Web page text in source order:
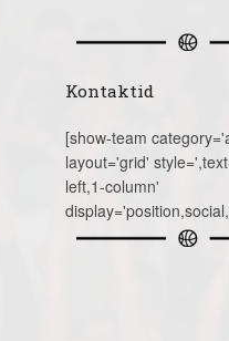
Kontaktid
[show-team
layout='grid'
left,1-column'